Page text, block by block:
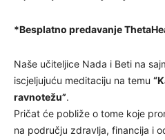
*Besplatno predavanje
Naše učiteljice Nada i Beti na
iscjeljujuću meditaciju na temu
ravnotežu”.
Pričat će pobliže o tome koje
na području zdravlja, financija i